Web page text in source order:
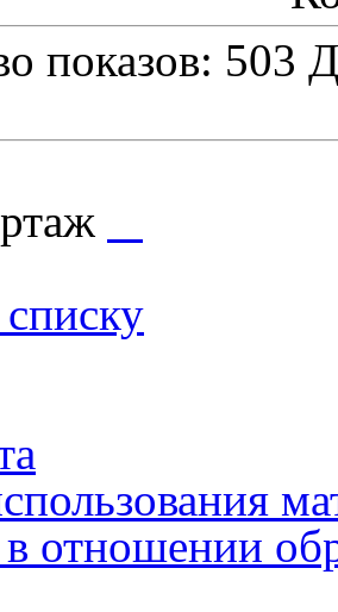
показов: 503
отношении